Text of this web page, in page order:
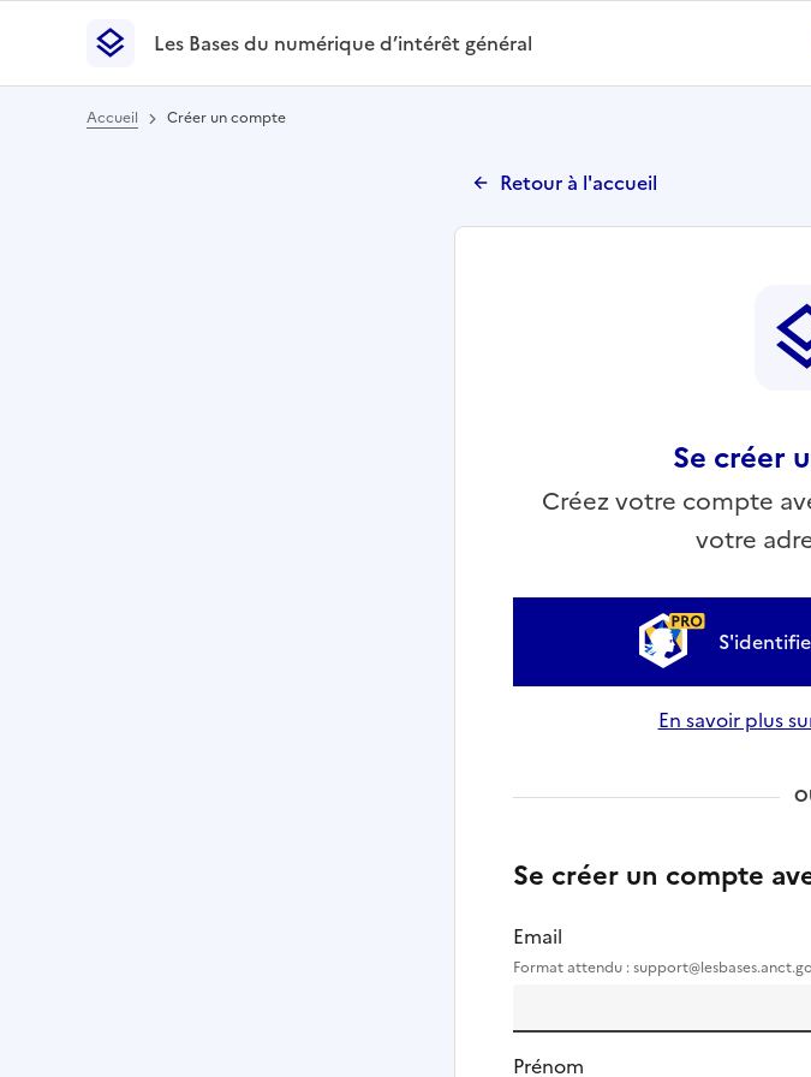
Les Bases du numérique d’intérêt général- Retour à la page d'accueil
Les Bases du numérique d’intérêt général
Accueil Créer un compte
Retour à l'accueil
Se créer
Créez votre compte
votre
En savoir plus
Se créer un compte
Email
Format attendu :
Prénom